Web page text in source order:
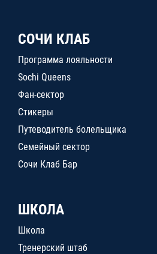
СОЧИ КЛАБ
Программа лояльности
Sochi Queens
Фан-сектор
Стикеры
Путеводитель болельщика
Семейный сектор
Сочи Клаб Бар
ШКОЛА
Школа
Тренерский штаб